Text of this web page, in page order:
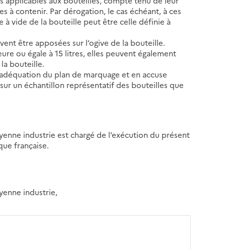
à contenir. Par dérogation, le cas échéant, à ces
à vide de la bouteille peut être celle définie à
être apposées sur l’ogive de la bouteille.
ou égale à 15 litres, elles peuvent également
bouteille.
du plan de marquage et en accuse
un échantillon représentatif des bouteilles que
industrie est chargé de l’exécution du présent
française.
industrie,